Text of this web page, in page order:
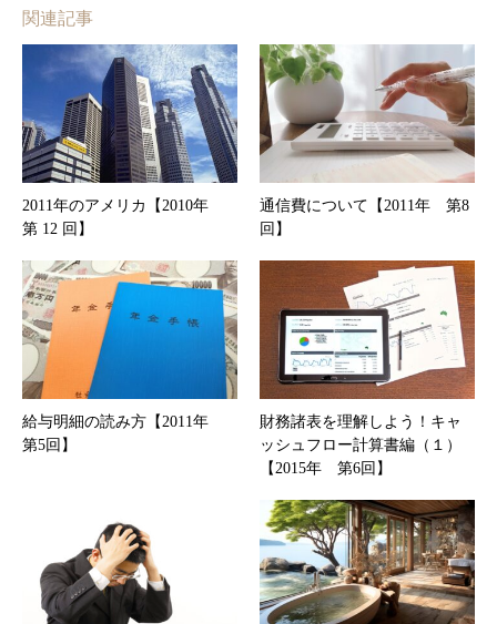
関連記事
2011年のアメリカ【2010年
第 12 回】
通信費について【2011年 第8
回】
給与明細の読み方【2011年
第5回】
財務諸表を理解しよう！キャ
ッシュフロー計算書編（１）
【2015年 第6回】